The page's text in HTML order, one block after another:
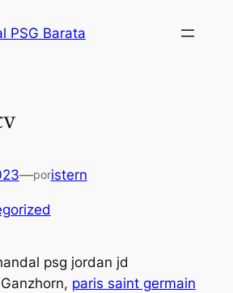
PSG Barata
—poristern
paris saint germain